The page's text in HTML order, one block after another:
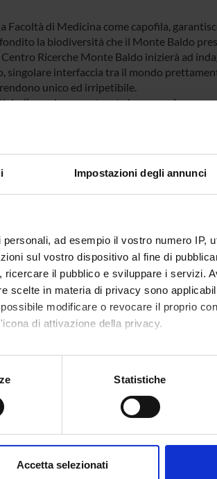
Impostazioni degli annunci
ad esempio il vostro numero IP,
sul vostro dispositivo al fine di
il pubblico e sviluppare i servizi.
scelte in materia di privacy sono
modificare o revocare il proprio
di attivazione della privacy.
geografica, con un'approssimazione di
dalla Dichiarazione sui cookie.
Statistiche
Accetta selezionati
Facoltà di Medicina come capofila,
la biodiversità che il Monte Baldo
Ricerche Monte Baldo inizierà ad
singolare interfaccia tra il mondo
unico ed irripetibile.
e l’esperienza maturata in campo
oggettivo i possibili effetti dietetici e di
al consumo di questi ultimi e di
Finanziamento: assegnato e gestito dal
DAL PROGETTO